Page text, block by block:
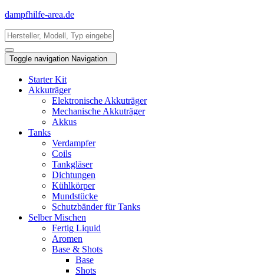
dampfhilfe-area.de
Toggle navigation Navigation
Starter Kit
Akkuträger
Elektronische Akkuträger
Mechanische Akkuträger
Akkus
Tanks
Verdampfer
Coils
Tankgläser
Dichtungen
Kühlkörper
Mundstücke
Schutzbänder für Tanks
Selber Mischen
Fertig Liquid
Aromen
Base & Shots
Base
Shots